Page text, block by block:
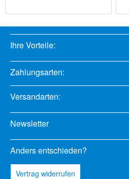
Ihre Vorteile:
Zahlungsarten:
Versandarten:
Newsletter
Anders entschieden?
Vertrag widerrufen